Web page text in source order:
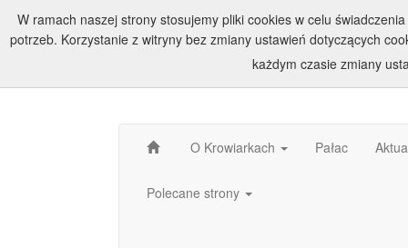
O Krowiarkach Pałac
Polecane strony
W ramach naszej strony stosujemy pliki cookies w celu
potrzeb. Korzystanie z witryny bez zmiany ustawień dotyczących
każdym czasie zmiany